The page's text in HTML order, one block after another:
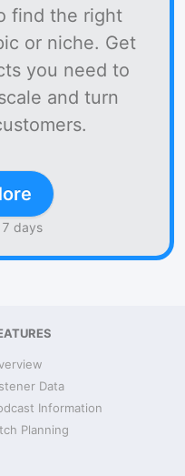
find the right
or niche. Get
you need to
and turn
days
Data
Information
Planning